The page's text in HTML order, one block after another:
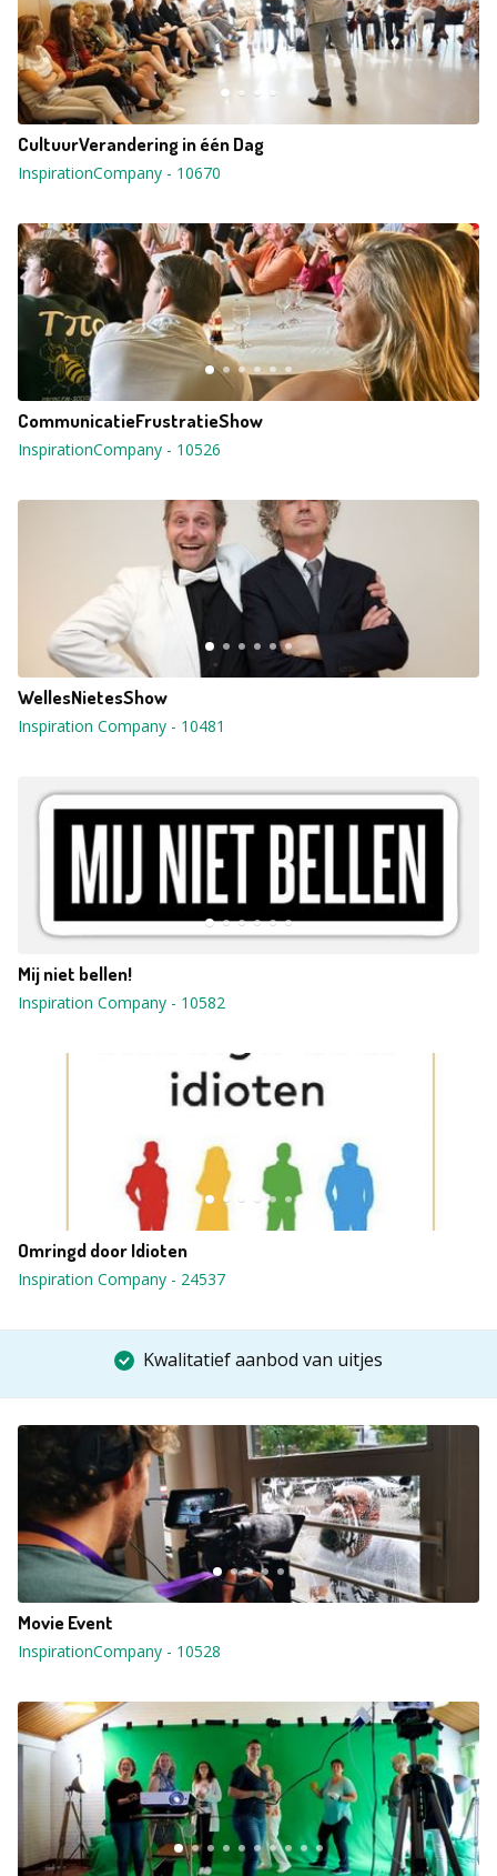
CultuurVerandering in één Dag
InspirationCompany - 10670
CommunicatieFrustratieShow
InspirationCompany - 10526
WellesNietesShow
Inspiration Company - 10481
Mij niet bellen!
Inspiration Company - 10582
Omringd door Idioten
Inspiration Company - 24537
Kwalitatief aanbod van uitjes
Movie Event
InspirationCompany - 10528